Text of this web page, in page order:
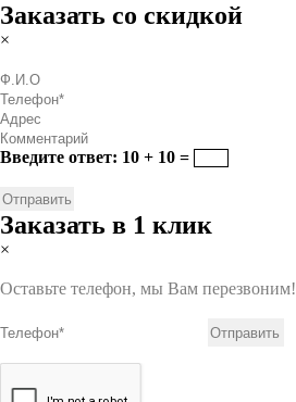
Заказать со скидкой
×
Введите ответ: 10 + 10 =
Заказать в 1 клик
×
Оставьте телефон, мы Вам перезвоним!